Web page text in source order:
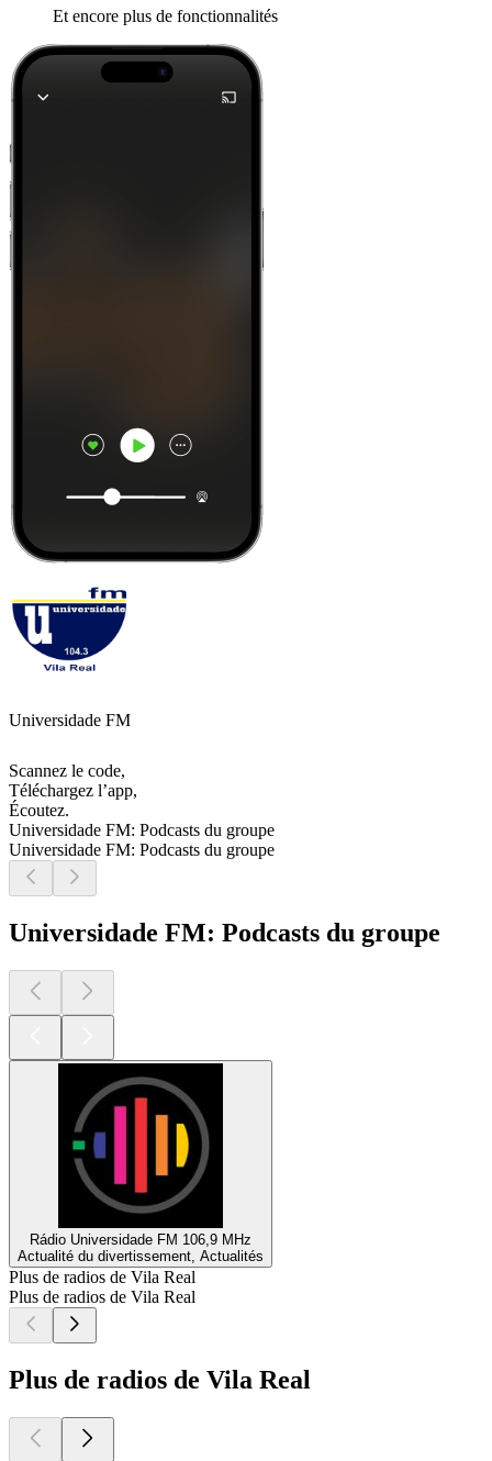
Et encore plus de fonctionnalités
Universidade FM
Scannez le code,
Téléchargez l’app,
Écoutez.
Universidade FM: Podcasts du groupe
Universidade FM: Podcasts du groupe
Universidade FM: Podcasts du groupe
Rádio Universidade FM 106,9 MHz
Actualité du divertissement, Actualités
Plus de radios de Vila Real
Plus de radios de Vila Real
Plus de radios de Vila Real